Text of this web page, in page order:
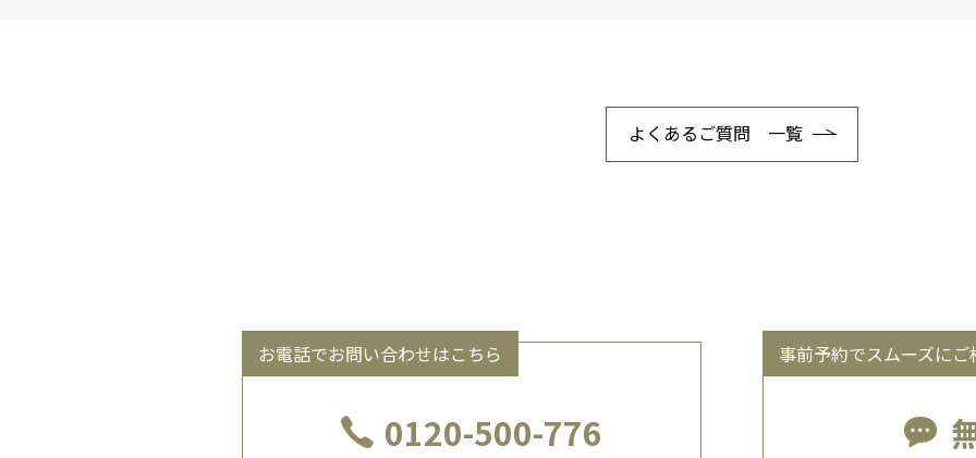
よくあるご質問 一覧
お電話でお問い合わせはこちら
0120-500-776
事前予約でスムーズに